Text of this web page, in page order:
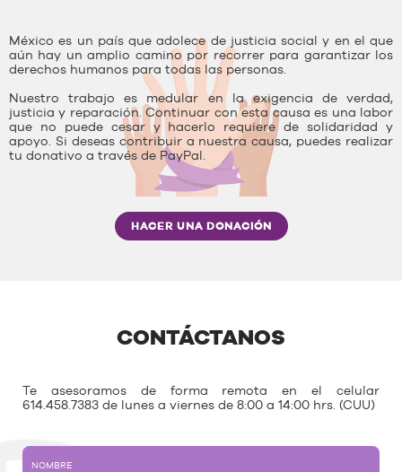
México es un país que adolece de justicia social y en el que
aún hay un amplio camino por recorrer para garantizar los
derechos humanos para todas las personas.
Nuestro trabajo es medular en la exigencia de verdad,
justicia y reparación. Continuar con esta causa es una labor
que no puede cesar y hacerlo requiere de solidaridad y
apoyo. Si deseas contribuir a nuestra causa, puedes realizar
tu donativo a través de PayPal.
HACER UNA DONACIÓN
CONTÁCTANOS
Te asesoramos de forma remota en el celular
614.458.7383 de lunes a viernes de 8:00 a 14:00 hrs. (CUU)